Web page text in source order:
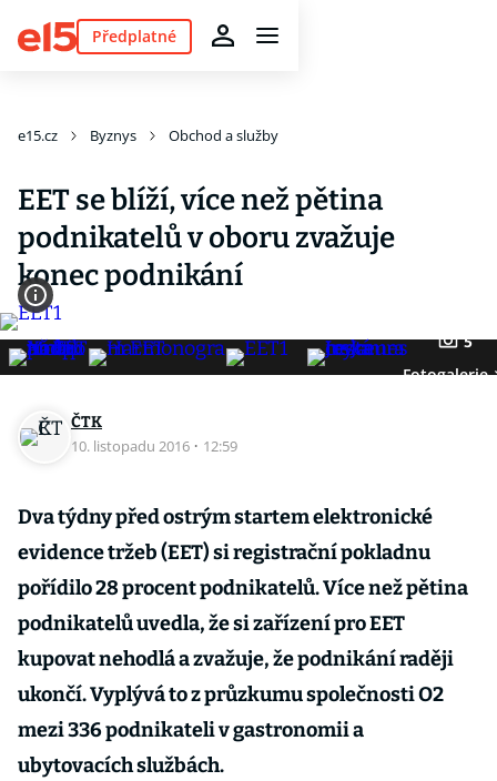
Předplatné
e15.cz Byznys Obchod a služby
EET se blíží, více než pětina
podnikatelů v oboru zvažuje
konec podnikání
5
Fotogalerie
ČTK
10. listopadu 2016 · 12:59
Dva týdny před ostrým startem elektronické
evidence tržeb (EET) si registrační pokladnu
pořídilo 28 procent podnikatelů. Více než pětina
podnikatelů uvedla, že si zařízení pro EET
kupovat nehodlá a zvažuje, že podnikání raději
ukončí. Vyplývá to z průzkumu společnosti O2
mezi 336 podnikateli v gastronomii a
ubytovacích službách.